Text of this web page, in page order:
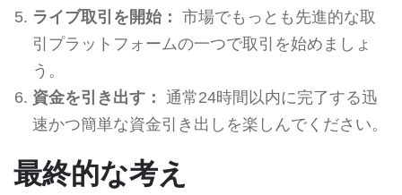
ライブ取引を開始： 市場でもっとも先進的な取
引プラットフォームの一つで取引を始めましょ
う。
資金を引き出す： 通常24時間以内に完了する迅
速かつ簡単な資金引き出しを楽しんでください。
最終的な考え